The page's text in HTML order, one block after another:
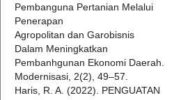
Pembanguna Pertanian Melalui
Penerapan
Agropolitan dan Garobisnis
Dalam Meningkatkan
Pembanhgunan Ekonomi Daerah.
Modernisasi, 2(2), 49–57.
Haris, R. A. (2022). PENGUATAN